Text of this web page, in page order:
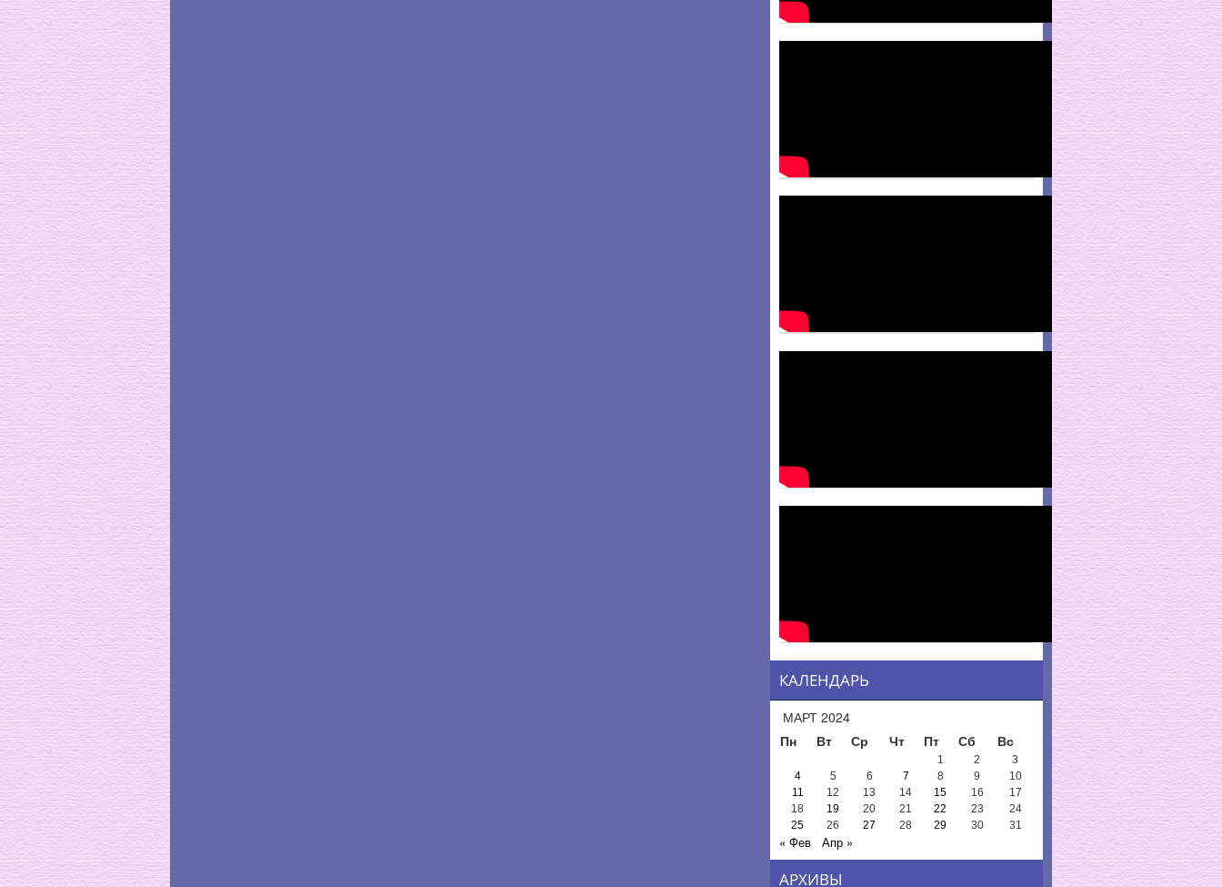
КАЛЕНДАРЬ
МАРТ 2024
Пн
Вт Ср Чт Пт Сб Вс
1 2
3
4
5 6 7 8 9
10
11
12 13 14 15 16
17
18
19 20 21 22 23
24
25
26 27 28 29 30 31
« Фев Апр »
АРХИВЫ